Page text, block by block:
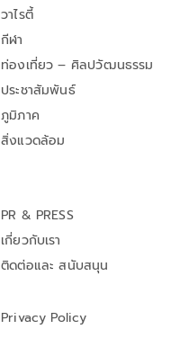
วาไรตี้
กีฬา
ท่องเที่ยว – ศิลปวัฒนธรรม
ประชาสัมพันธ์
ภูมิภาค
สิ่งแวดล้อม
PR & PRESS
เกี่ยวกับเรา
ติดต่อและ สนับสนุน
Privacy Policy